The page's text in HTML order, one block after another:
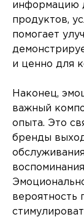
информацию
продуктов,
помогает
и ценно для
Наконец,
важный
опыта. Это
бренды
вероятность